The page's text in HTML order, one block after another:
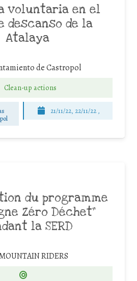
voluntaria en el
descanso de la
Atalaya
de Castropol
Clean-up actions
21/11/22, 22/11/22 ,
du programme
Zéro Déchet”
la SERD
RIDERS